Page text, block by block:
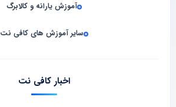
آموزش یارانه و کالابرگ
سایر آموزش های کافی نت
اخبار کافی نت